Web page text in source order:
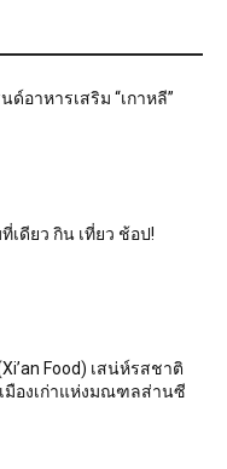
ด์อาหารเสริม “เกาหลี”
ดียว กิน เที่ยว ช้อป!
Food) เสน่ห์รสชาติ
มืองเก่าแห่งมณฑลส่านซี